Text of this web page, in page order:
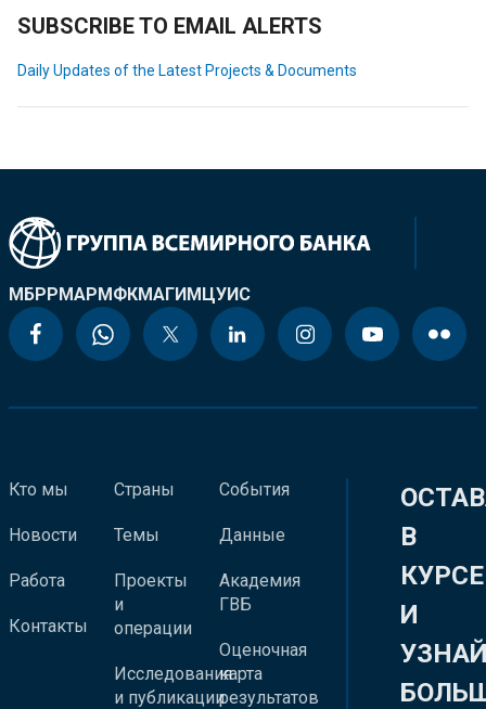
SUBSCRIBE TO EMAIL ALERTS
Daily Updates of the Latest Projects & Documents
МБРРМАРМФКМАГИМЦУИС
Кто мы
Новости
Работа
Контакты
Страны
Темы
Проекты
и
операции
Исследования
и публикации
События
Данные
Академия
ГВБ
Оценочная
карта
результатов
В
КУРСЕ
И